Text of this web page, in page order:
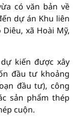
có văn bản về
dự án Khu liên
xã Hoài Mỹ,
kiến được xây
đầu tư khoảng
đầu tư), công
sản phẩm thép
cuộn.